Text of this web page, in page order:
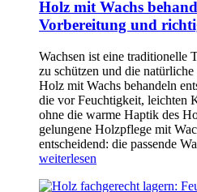
Holz mit Wachs
Vorbereitung und
Wachsen ist eine traditionelle
zu schützen und die
Holz mit Wachs behandeln
die vor Feuchtigkeit, leichten
ohne die warme Haptik des
gelungene Holzpflege mit
entscheidend: die passende
weiterlesen